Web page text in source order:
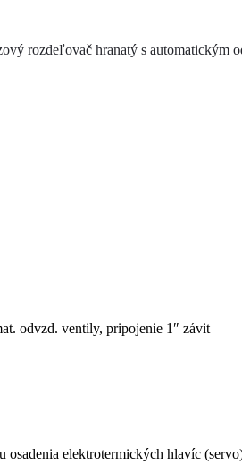
rozdeľovač hranatý s automatickým
odvzd. ventily, pripojenie 1″ závit
osadenia elektrotermických hlavíc